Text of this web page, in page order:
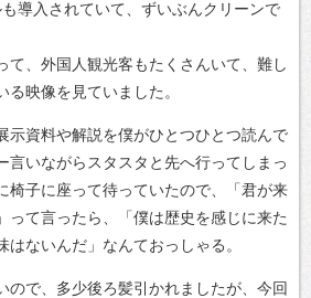
導入されていて、ずいぶんクリーンで
て、外国人観光客もたくさんいて、難し
映像を見ていました。
示資料や解説を僕がひとつひとつ読んで
言いながらスタスタと先へ行ってしまっ
椅子に座って待っていたので、「君が来
って言ったら、「僕は歴史を感じに来た
はないんだ」なんておっしゃる。
ので、多少後ろ髪引かれましたが、今回